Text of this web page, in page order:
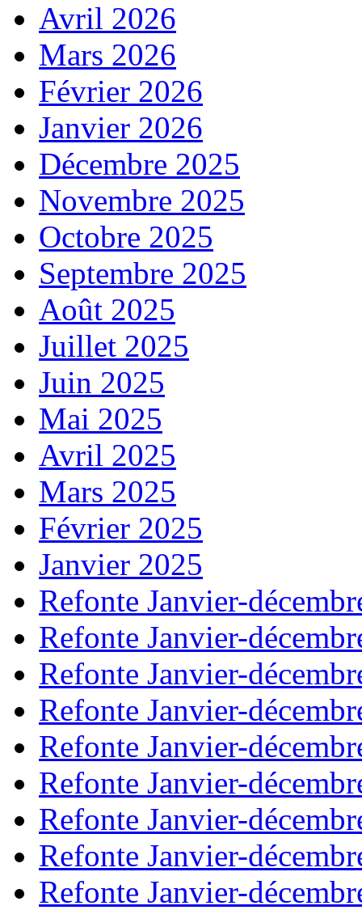
Avril 2026
Mars 2026
Février 2026
Janvier 2026
Décembre 2025
Novembre 2025
Octobre 2025
Septembre 2025
Août 2025
Juillet 2025
Juin 2025
Mai 2025
Avril 2025
Mars 2025
Février 2025
Janvier 2025
Refonte Janvier-
Refonte Janvier-
Refonte Janvier-
Refonte Janvier-
Refonte Janvier-
Refonte Janvier-
Refonte Janvier-
Refonte Janvier-
Refonte Janvier-